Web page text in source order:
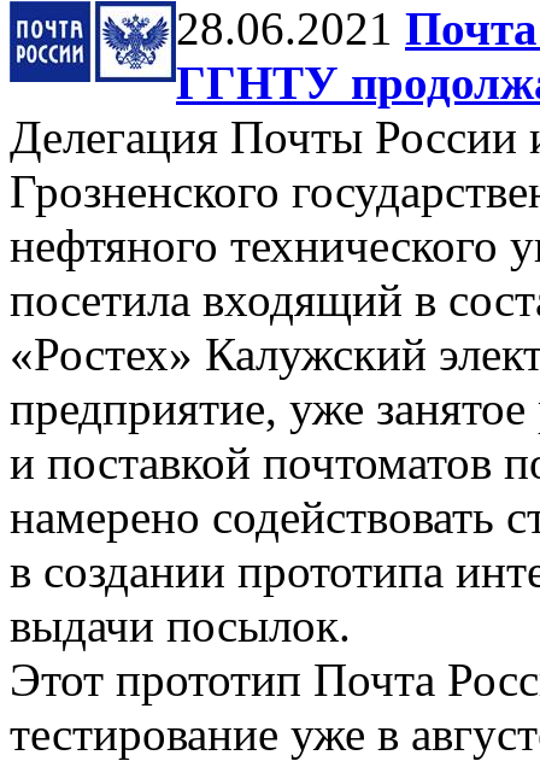
28.06.2021 Почта
ГГНТУ
Делегация Почты России
Грозненского
нефтяного технического
посетила входящий в
«Ростех» Калужский
предприятие, уже занятое
и поставкой почтоматов
намерено содействовать
в создании прототипа
выдачи посылок.
Этот прототип Почта
тестирование уже в